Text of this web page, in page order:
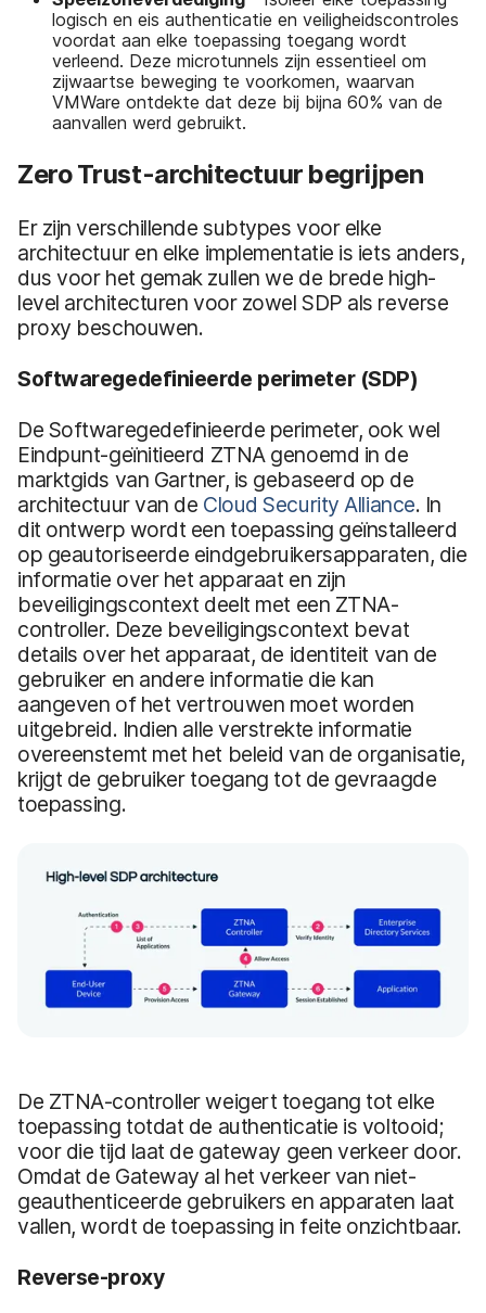
logisch en eis authenticatie en veiligheidscontroles
voordat aan elke toepassing toegang wordt
verleend. Deze microtunnels zijn essentieel om
zijwaartse beweging te voorkomen, waarvan
VMWare ontdekte dat deze bij bijna 60% van de
aanvallen werd gebruikt.
Zero Trust-architectuur begrijpen
Er zijn verschillende subtypes voor elke
architectuur en elke implementatie is iets anders,
dus voor het gemak zullen we de brede high-
level architecturen voor zowel SDP als reverse
proxy beschouwen.
Softwaregedefinieerde perimeter (SDP)
De Softwaregedefinieerde perimeter, ook wel
Eindpunt-geïnitieerd ZTNA genoemd in de
marktgids van Gartner, is gebaseerd op de
architectuur van de Cloud Security Alliance. In
dit ontwerp wordt een toepassing geïnstalleerd
op geautoriseerde eindgebruikersapparaten, die
informatie over het apparaat en zijn
beveiligingscontext deelt met een ZTNA-
controller. Deze beveiligingscontext bevat
details over het apparaat, de identiteit van de
gebruiker en andere informatie die kan
aangeven of het vertrouwen moet worden
uitgebreid. Indien alle verstrekte informatie
overeenstemt met het beleid van de organisatie,
krijgt de gebruiker toegang tot de gevraagde
toepassing.
De ZTNA-controller weigert toegang tot elke
toepassing totdat de authenticatie is voltooid;
voor die tijd laat de gateway geen verkeer door.
Omdat de Gateway al het verkeer van niet-
geauthenticeerde gebruikers en apparaten laat
vallen, wordt de toepassing in feite onzichtbaar.
Reverse-proxy